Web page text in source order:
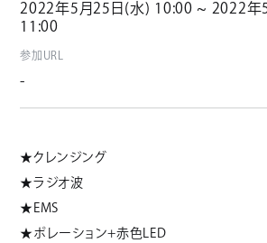
2022年5月25日(水) 10:00 ~ 2022年
11:00
参加URL
-
★クレンジング
★ラジオ波
★EMS
★ポレーション+赤色LED